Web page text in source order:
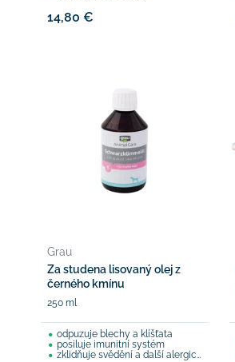
14,80 €
Grau
Za studena lisovaný olej z
černého kmínu
250 ml
odpuzuje blechy a klíšťata
posiluje imunitní systém
zklidňuje svědění a další alergické reakce